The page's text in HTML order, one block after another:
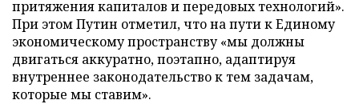
притяжения капиталов и передовых технологий».
При этом Путин отметил, что на пути к Единому
экономическому пространству «мы должны
двигаться аккуратно, поэтапно, адаптируя
внутреннее законодательство к тем задачам,
которые мы ставим».